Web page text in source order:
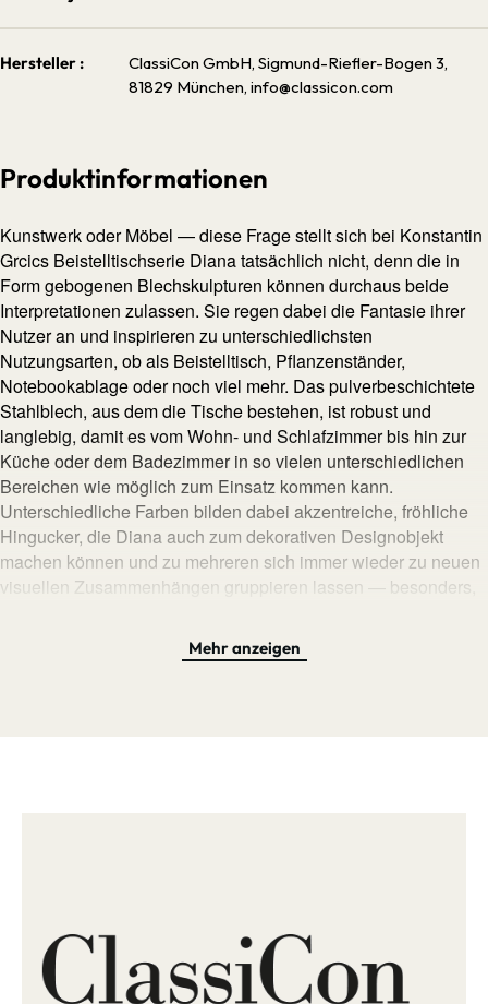
Hersteller :
ClassiCon GmbH, Sigmund-Riefler-Bogen 3,
81829 München, info@classicon.com
Produktinformationen
Kunstwerk oder Möbel — diese Frage stellt sich bei Konstantin
Grcics Beistelltischserie Diana tatsächlich nicht, denn die in
Form gebogenen Blechskulpturen können durchaus beide
Interpretationen zulassen. Sie regen dabei die Fantasie ihrer
Nutzer an und inspirieren zu unterschiedlichsten
Nutzungsarten, ob als Beistelltisch, Pflanzenständer,
Notebookablage oder noch viel mehr. Das pulverbeschichtete
Stahlblech, aus dem die Tische bestehen, ist robust und
langlebig, damit es vom Wohn- und Schlafzimmer bis hin zur
Küche oder dem Badezimmer in so vielen unterschiedlichen
Bereichen wie möglich zum Einsatz kommen kann.
Unterschiedliche Farben bilden dabei akzentreiche, fröhliche
Hingucker, die Diana auch zum dekorativen Designobjekt
machen können und zu mehreren sich immer wieder zu neuen
visuellen Zusammenhängen gruppieren lassen — besonders,
werden. Genau, wie aus einzelnen Buchstaben Worte
entstehen, kann sich auch aus einzelnen Diana-Tischen ein
Dianas wunderschöne dreidimensionale Form zu erschaffen,
die in jeder Ausführung anders und immer wieder faszinierend
aussieht. Die hier zu sehende Variante D wird zudem um eine
Mehr anzeigen